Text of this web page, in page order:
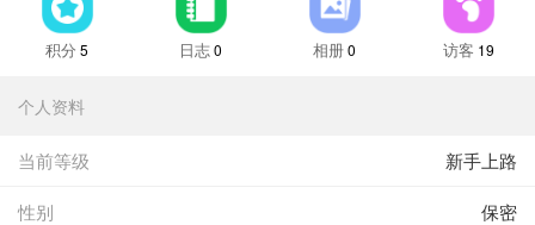
积分 5 日志0 相册0 访客 19
个人资料
当前等级 新手上路
性别 保密